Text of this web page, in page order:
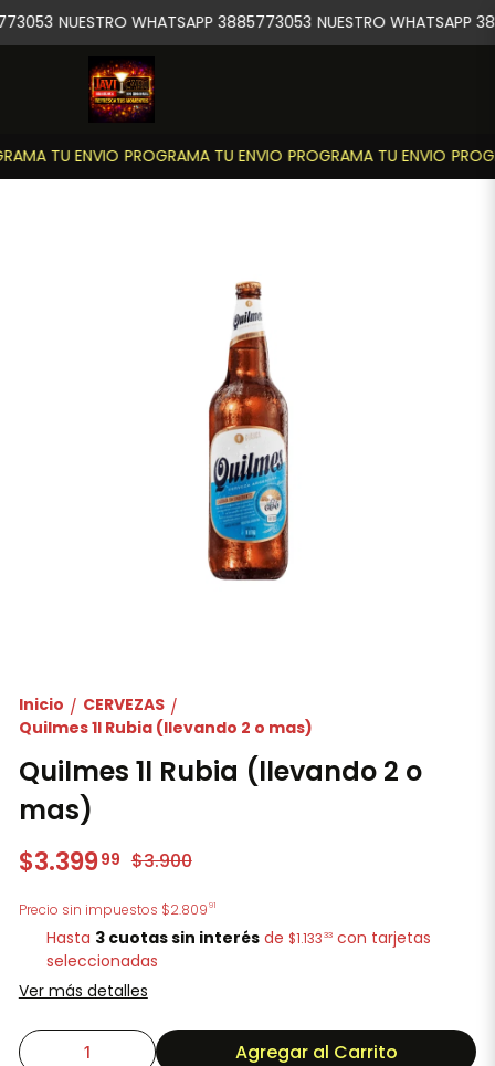
TU ENVIO PROGRAMA TU ENVIO PROGRAMA TU ENVIO
NUESTRO WHATSAPP 3885773053 NUESTRO WHATSAPP
Inicio / CERVEZAS /
Quilmes 1l Rubia (llevando 2 o mas)
Quilmes 1l Rubia (llevando 2 o
mas)
$3.39999 $3.900
Precio sin impuestos $2.80991
Hasta 3 cuotas sin interés de $1.133 33 con tarjetas
seleccionadas
Ver más detalles
Agregar al Carrito